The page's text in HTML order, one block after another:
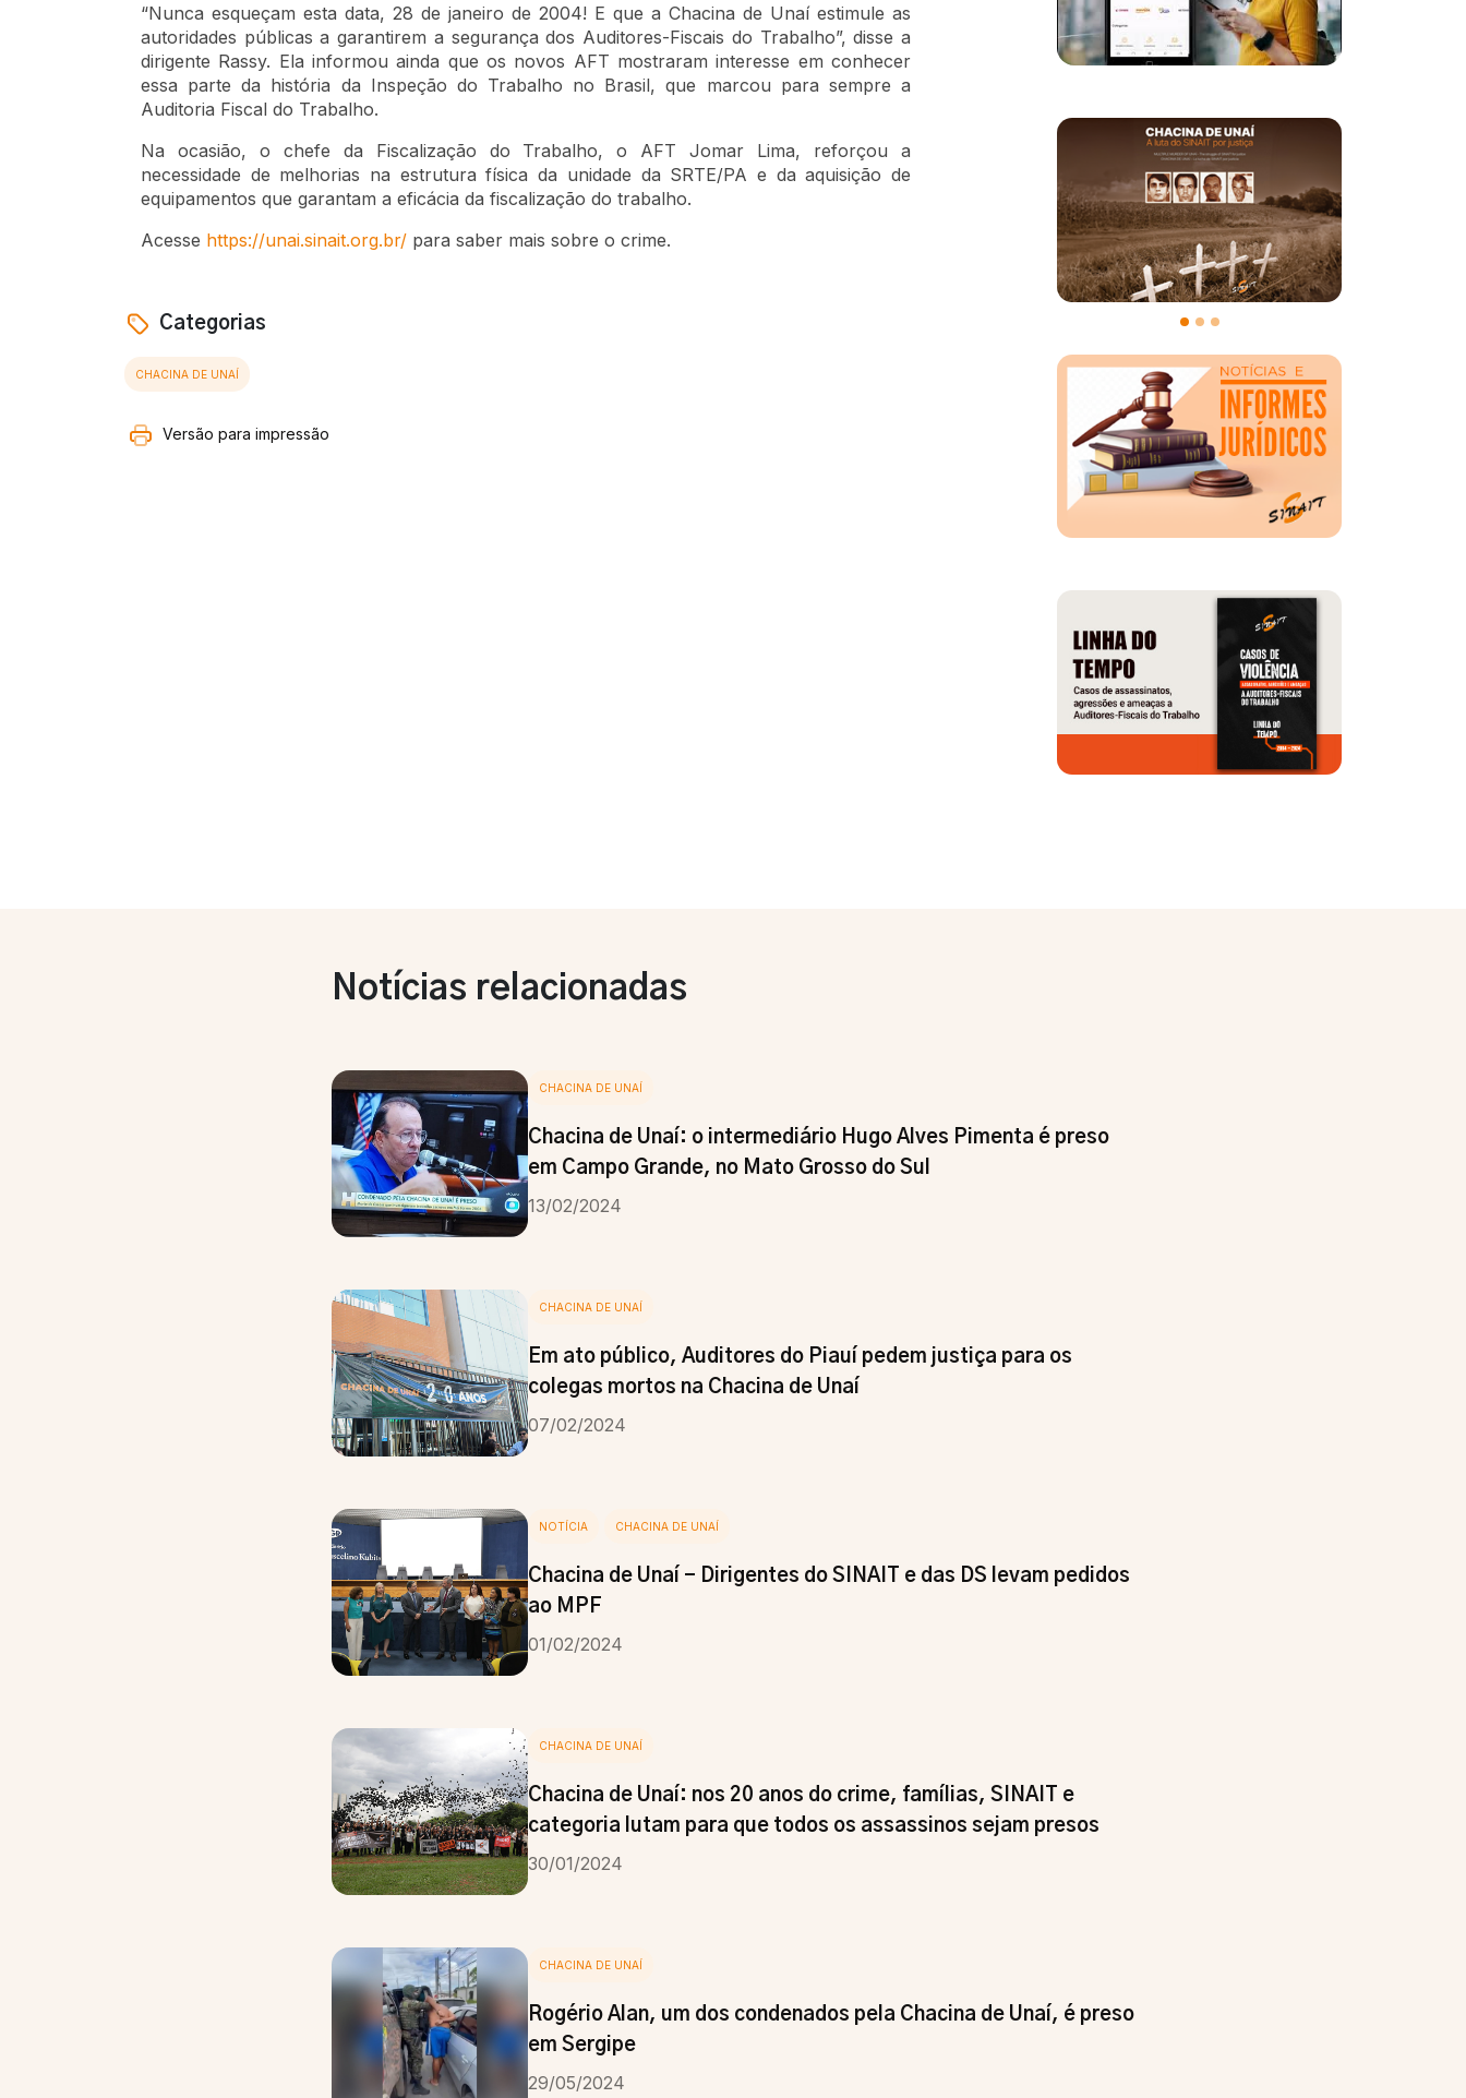
“Nunca esqueçam esta data, 28 de janeiro de 2004! E que a Chacina de Unaí estimule as
autoridades públicas a garantirem a segurança dos Auditores-Fiscais do Trabalho”, disse a
dirigente Rassy. Ela informou ainda que os novos AFT mostraram interesse em conhecer
essa parte da história da Inspeção do Trabalho no Brasil, que marcou para sempre a
Auditoria Fiscal do Trabalho.
Na ocasião, o chefe da Fiscalização do Trabalho, o AFT Jomar Lima, reforçou a
necessidade de melhorias na estrutura física da unidade da SRTE/PA e da aquisição de
equipamentos que garantam a eficácia da fiscalização do trabalho.
Acesse https://unai.sinait.org.br/ para saber mais sobre o crime.
Categorias
CHACINA DE UNAÍ
Versão para impressão
Notícias relacionadas
CHACINA DE UNAÍ
Chacina de Unaí: o intermediário Hugo Alves Pimenta é preso
em Campo Grande, no Mato Grosso do Sul
13/02/2024
CHACINA DE UNAÍ
Em ato público, Auditores do Piauí pedem justiça para os
colegas mortos na Chacina de Unaí
07/02/2024
NOTÍCIA CHACINA DE UNAÍ
Chacina de Unaí - Dirigentes do SINAIT e das DS levam pedidos
ao MPF
01/02/2024
CHACINA DE UNAÍ
Chacina de Unaí: nos 20 anos do crime, famílias, SINAIT e
categoria lutam para que todos os assassinos sejam presos
30/01/2024
CHACINA DE UNAÍ
Rogério Alan, um dos condenados pela Chacina de Unaí, é preso
em Sergipe
29/05/2024